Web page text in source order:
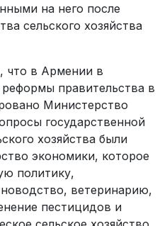
на него после
сельского хозяйства
что в Армении в
реформы правительства в
Министерство
государственной
хозяйства были
экономики, которое
политику,
ветеринарию,
пестицидов и